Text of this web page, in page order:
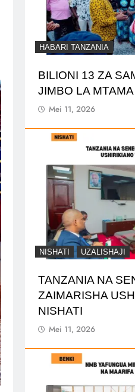
HABARI TANZANIA
BILIONI 13 ZA
JIMBO LA MTAMA
Mei 11, 2026
NISHATI UZALISHAJI
TANZANIA NA
ZAIMARISHA
NISHATI
Mei 11, 2026